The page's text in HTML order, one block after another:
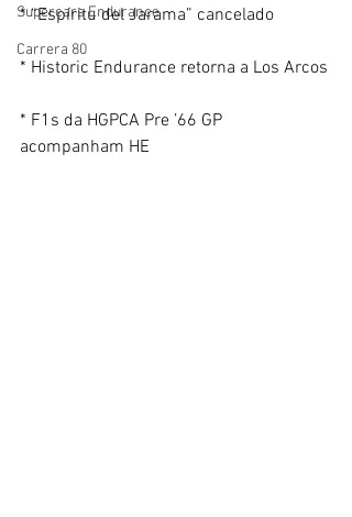
Supercars Endurance
Carrera 80
* “Espíritu del Jarama” cancelado
* Historic Endurance retorna a Los Arcos
* F1s da HGPCA Pre ’66 GP
acompanham HE